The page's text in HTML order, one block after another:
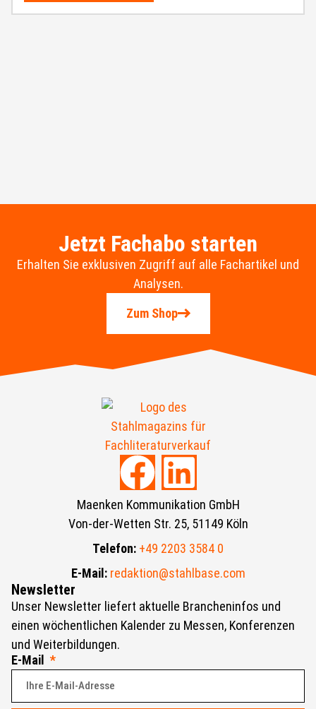
Jetzt Fachabo starten
Erhalten Sie exklusiven Zugriff auf alle Fachartikel und
Analysen.
Zum Shop
Newsletter
Unser Newsletter liefert aktuelle Brancheninfos und
einen wöchentlichen Kalender zu Messen, Konferenzen
und Weiterbildungen.
E-Mail
Maenken Kommunikation GmbH
Von-der-Wetten Str. 25, 51149 Köln
Telefon: +49 2203 3584 0
E-Mail: redaktion@stahlbase.com